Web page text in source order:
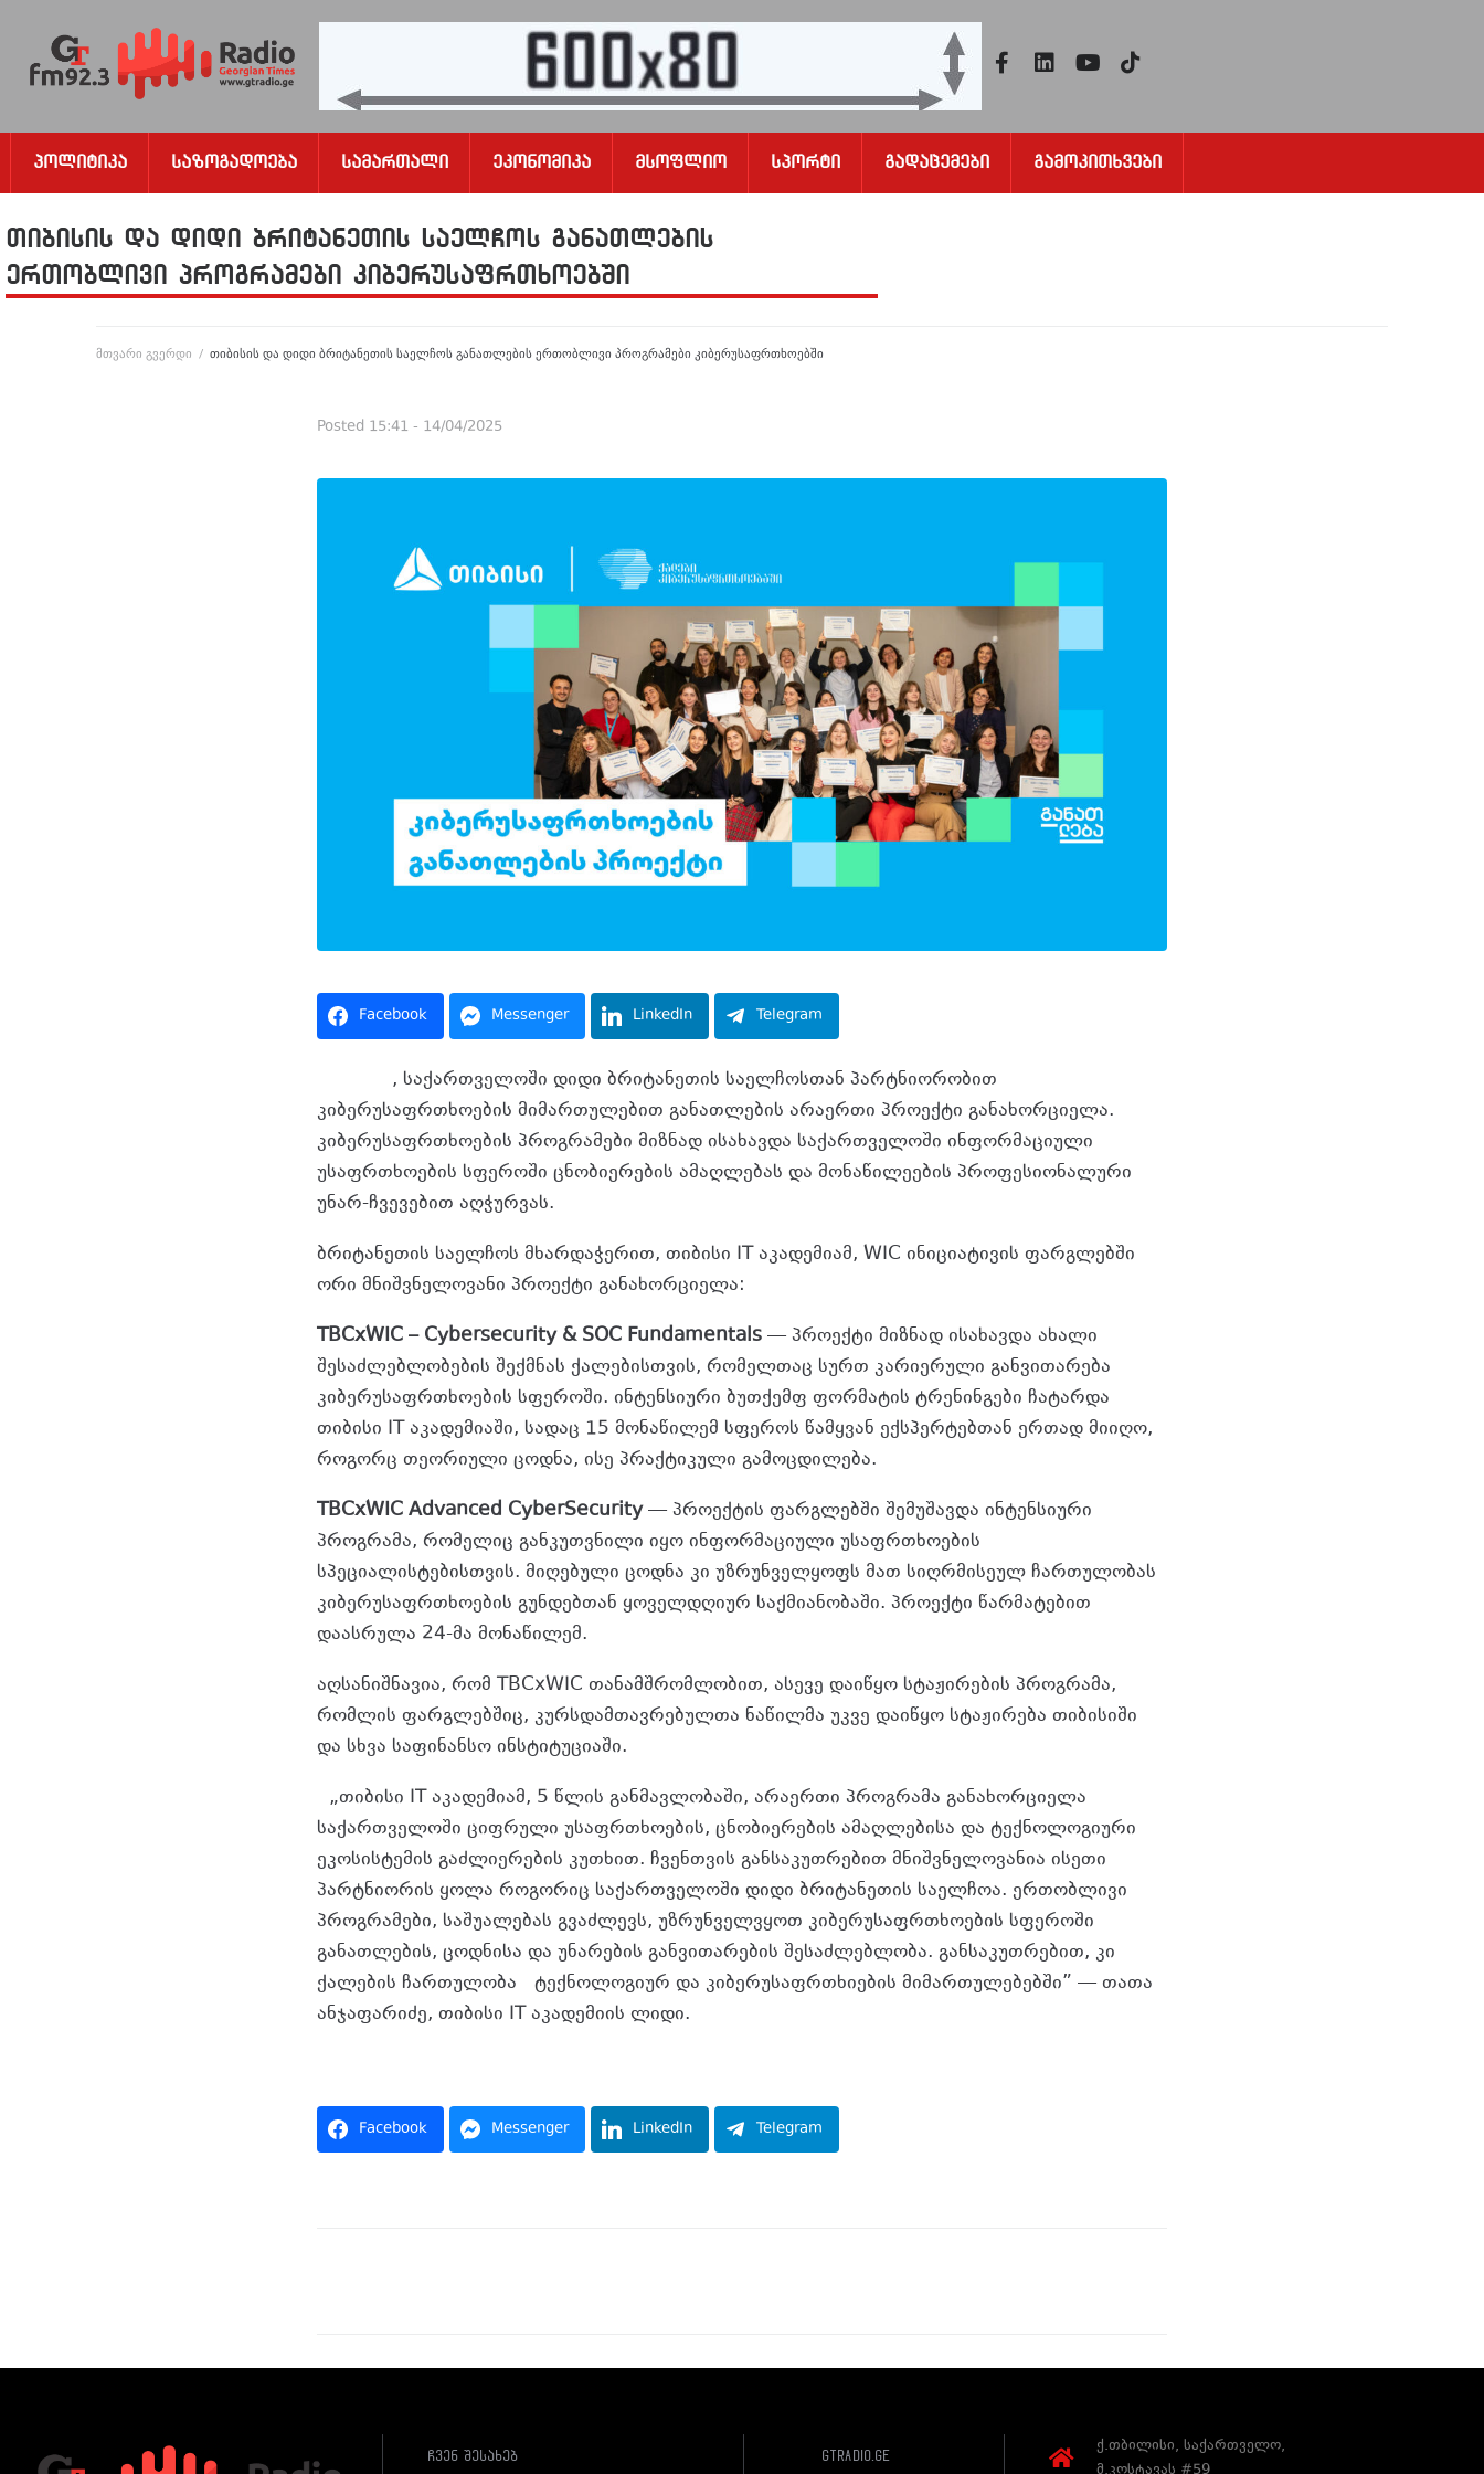
Პოლიტიკა Საზოგადოება Სამართალი Ეკონომიკა Მსოფლიო Სპორტი Გადაცემები Გამოკითხვები
თიბისის და დიდი ბრიტანეთის საელჩოს განათლების
ერთობლივი პროგრამები კიბერუსაფრთხოებში
მთვარი გვერდი / თიბისის და დიდი ბრიტანეთის საელჩოს განათლების ერთობლივი პროგრამები კიბერუსაფრთხოებში
Posted 15:41 - 14/04/2025
Facebook Messenger LinkedIn Telegram
, საქართველოში დიდი ბრიტანეთის საელჩოსთან პარტნიორობით
კიბერუსაფრთხოების მიმართულებით განათლების არაერთი პროექტი განახორციელა.
კიბერუსაფრთხოების პროგრამები მიზნად ისახავდა საქართველოში ინფორმაციული
უსაფრთხოების სფეროში ცნობიერების ამაღლებას და მონაწილეების პროფესიონალური
უნარ-ჩვევებით აღჭურვას.
ბრიტანეთის საელჩოს მხარდაჭერით, თიბისი IT აკადემიამ, WIC ინიციატივის ფარგლებში
ორი მნიშვნელოვანი პროექტი განახორციელა:
TBCxWIC – Cybersecurity & SOC Fundamentals— პროექტი მიზნად ისახავდა ახალი
შესაძლებლობების შექმნას ქალებისთვის, რომელთაც სურთ კარიერული განვითარება
კიბერუსაფრთხოების სფეროში. ინტენსიური ბუთქემფ ფორმატის ტრენინგები ჩატარდა
თიბისი IT აკადემიაში, სადაც 15 მონაწილემ სფეროს წამყვან ექსპერტებთან ერთად მიიღო,
როგორც თეორიული ცოდნა, ისე პრაქტიკული გამოცდილება.
TBCxWIC Advanced CyberSecurity— პროექტის ფარგლებში შემუშავდა ინტენსიური
პროგრამა, რომელიც განკუთვნილი იყო ინფორმაციული უსაფრთხოების
სპეციალისტებისთვის. მიღებული ცოდნა კი უზრუნველყოფს მათ სიღრმისეულ ჩართულობას
კიბერუსაფრთხოების გუნდებთან ყოველდღიურ საქმიანობაში. პროექტი წარმატებით
დაასრულა 24-მა მონაწილემ.
აღსანიშნავია, რომ TBCxWIC თანამშრომლობით, ასევე დაიწყო სტაჟირების პროგრამა,
რომლის ფარგლებშიც, კურსდამთავრებულთა ნაწილმა უკვე დაიწყო სტაჟირება თიბისიში
და სხვა საფინანსო ინსტიტუციაში.
„თიბისი IT აკადემიამ, 5 წლის განმავლობაში, არაერთი პროგრამა განახორციელა
საქართველოში ციფრული უსაფრთხოების, ცნობიერების ამაღლებისა და ტექნოლოგიური
ეკოსისტემის გაძლიერების კუთხით. ჩვენთვის განსაკუთრებით მნიშვნელოვანია ისეთი
პარტნიორის ყოლა როგორიც საქართველოში დიდი ბრიტანეთის საელჩოა. ერთობლივი
პროგრამები, საშუალებას გვაძლევს, უზრუნველვყოთ კიბერუსაფრთხოების სფეროში
განათლების, ცოდნისა და უნარების განვითარების შესაძლებლობა. განსაკუთრებით, კი
ქალების ჩართულობა ტექნოლოგიურ და კიბერუსაფრთხიების მიმართულებებში” — თათა
ანჯაფარიძე, თიბისი IT აკადემიის ლიდი.
Facebook Messenger LinkedIn Telegram
ჩვენ შესახებ gtradio.ge
ქ.თბილისი, საქართველო,